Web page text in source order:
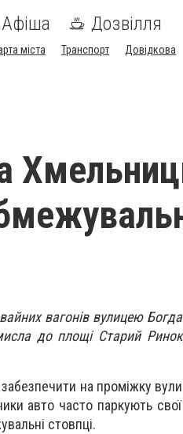
Афіша Дозвілля
міста Транспорт Довідкова
вагонів вулицею
до площі Старий
на проміжку
авто часто паркують свої
стовпці.